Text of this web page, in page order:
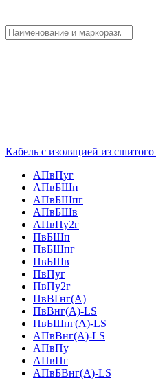
Кабель с изоляцией из
АПвПуг
АПвБШп
АПвБШпг
АПвБШв
АПвПу2г
ПвБШп
ПвБШпг
ПвБШв
ПвПуг
ПвПу2г
ПвВГнг(А)
ПвВнг(А)-LS
ПвБШнг(А)-LS
АПвВнг(А)-LS
АПвПу
АПвПг
АПвБВнг(А)-LS